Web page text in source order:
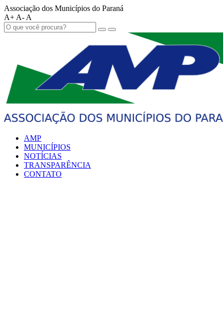
Associação dos Municípios do Paraná
A+ A- A
AMP
MUNICÍPIOS
NOTÍCIAS
TRANSPARÊNCIA
CONTATO